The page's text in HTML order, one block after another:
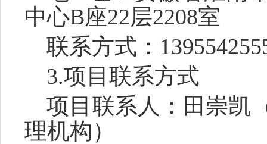
中心B座22层2208室
联系方式：
3.项目联系方式
项目联系人： 田崇凯
理机构）